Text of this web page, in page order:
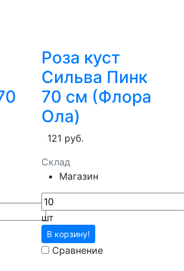
Роза куст
Сильва Пинк
70 см (Флора
Ола)
121 руб.
Склад
Магазин
шт
В корзину!
Сравнение